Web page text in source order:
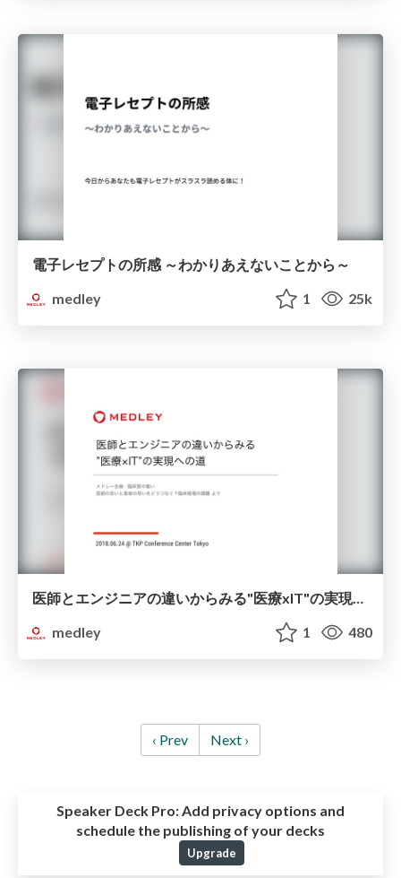
電子レセプトの所感 ～わかりあえないことから～
medley
1 25k
医師とエンジニアの違いからみる"医療xIT"の実現への道
medley
1 480
‹ Prev Next ›
Speaker Deck Pro:Add privacy options and
schedule the publishing of your decks
Upgrade